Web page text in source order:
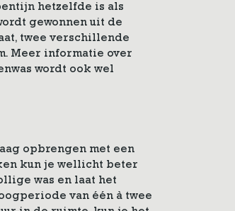
hetzelfde is als
gewonnen uit de
twee verschillende
Meer informatie over
wordt ook wel
opbrengen met een
kun je wellicht beter
was en laat het
van één à twee